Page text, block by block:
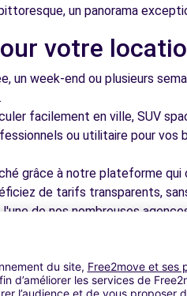
un panorama
votre
un week-end ou plusieurs
facilement en ville, SUV
ou utilitaire pour vos
grâce à notre plateforme
de tarifs transparents,
de nos nombreuses
le démarrage de votre séjour.
permet de réserver votre
vos questions et vous